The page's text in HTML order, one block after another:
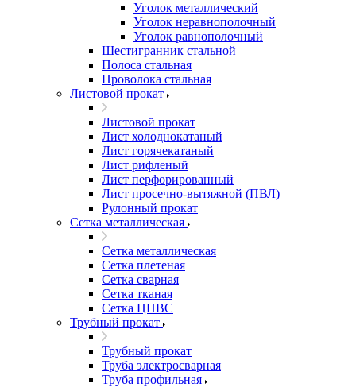
Уголок металлический
Уголок неравнополочный
Уголок равнополочный
Шестигранник стальной
Полоса стальная
Проволока стальная
Листовой прокат
Листовой прокат
Лист холоднокатаный
Лист горячекатаный
Лист рифленый
Лист перфорированный
Лист просечно-вытяжной (ПВЛ)
Рулонный прокат
Сетка металлическая
Сетка металлическая
Сетка плетеная
Сетка сварная
Сетка тканая
Сетка ЦПВС
Трубный прокат
Трубный прокат
Труба электросварная
Труба профильная